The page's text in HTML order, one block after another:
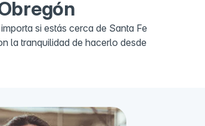
si estás cerca de Santa Fe
la tranquilidad de hacerlo desde